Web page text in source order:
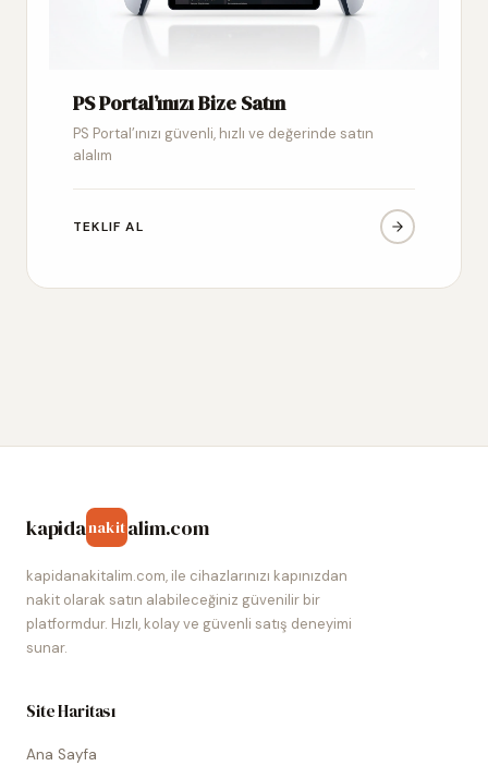
PS Portal’ınızı Bize Satın
PS Portal’ınızı güvenli, hızlı ve değerinde satın
alalım
TEKLIF AL
kapidanakitalim.com
kapidanakitalim.com, ile cihazlarınızı kapınızdan
nakit olarak satın alabileceğiniz güvenilir bir
platformdur. Hızlı, kolay ve güvenli satış deneyimi
sunar.
Site Haritası
Ana Sayfa